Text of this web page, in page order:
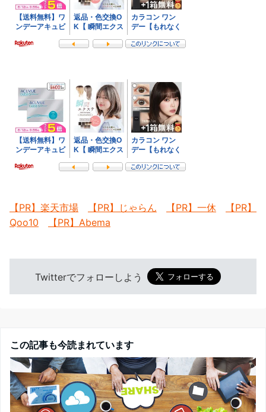
【PR】楽天市場 【PR】じゃらん 【PR】一休
【PR】
Qoo10
【PR】Abema
Twitterでフォローしよう
この記事も今読まれています